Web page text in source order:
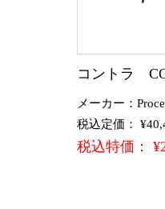
コントラ
メーカー：
税込定価：
税込特価：